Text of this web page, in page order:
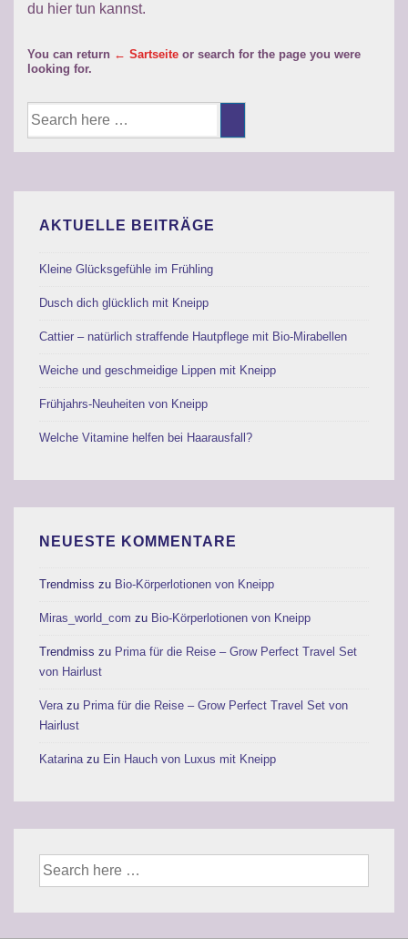
du hier tun kannst.
You can return ← Sartseite or search for the page you were
looking for.
Suche
nach:
AKTUELLE BEITRÄGE
Kleine Glücksgefühle im Frühling
Dusch dich glücklich mit Kneipp
Cattier – natürlich straffende Hautpflege mit Bio-Mirabellen
Weiche und geschmeidige Lippen mit Kneipp
Frühjahrs-Neuheiten von Kneipp
Welche Vitamine helfen bei Haarausfall?
NEUESTE KOMMENTARE
Trendmiss zu Bio-Körperlotionen von Kneipp
Miras_world_com zu Bio-Körperlotionen von Kneipp
Trendmiss zu Prima für die Reise – Grow Perfect Travel Set
von Hairlust
Verazu Prima für die Reise – Grow Perfect Travel Set von
Hairlust
Katarinazu Ein Hauch von Luxus mit Kneipp
Suche
nach: